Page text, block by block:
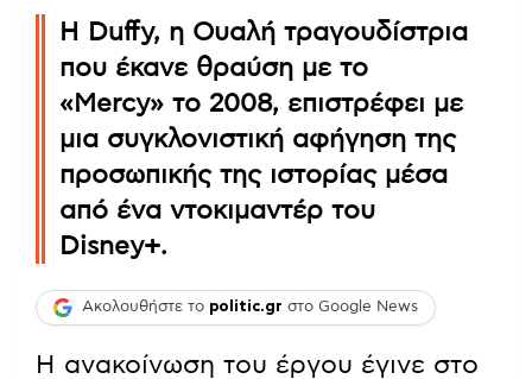
Η Duffy, η Ουαλή τραγουδίστρια
που έκανε θραύση με το
«Mercy» το 2008, επιστρέφει με
μια συγκλονιστική αφήγηση της
προσωπικής της ιστορίας μέσα
από ένα ντοκιμαντέρ του
Disney+.
Ακολουθήστε το politic.gr στο Google News
Η ανακοίνωση του έργου έγινε στο